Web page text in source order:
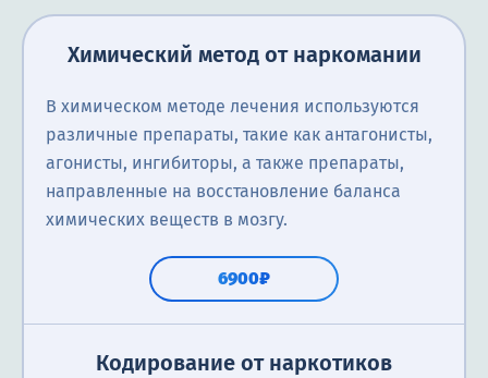
Химический метод от наркомании
В химическом методе лечения используются
различные препараты, такие как антагонисты,
агонисты, ингибиторы, а также препараты,
направленные на восстановление баланса
химических веществ в мозгу.
6900₽
Кодирование от наркотиков